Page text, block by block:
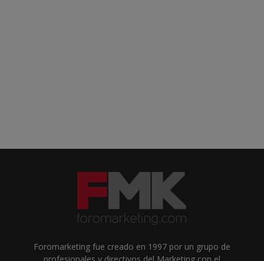
Foromarketing fue creado en 1997 por un grupo de